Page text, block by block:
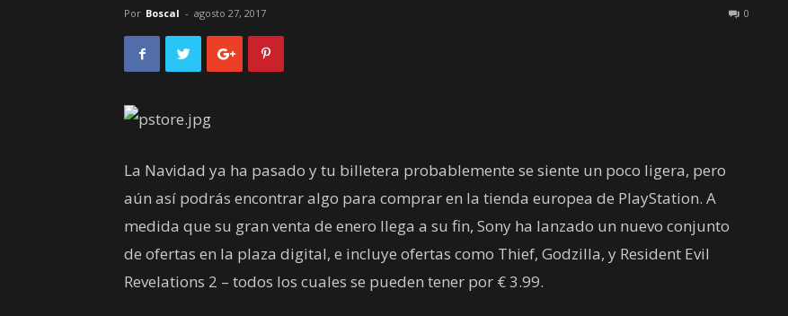
Por Boscal - agosto 27, 2017 0
La Navidad ya ha pasado y tu billetera probablemente se siente un poco ligera, pero
aún así podrás encontrar algo para comprar en la tienda europea de PlayStation. A
medida que su gran venta de enero llega a su fin, Sony ha lanzado un nuevo conjunto
de ofertas en la plaza digital, e incluye ofertas como Thief, Godzilla, y Resident Evil
Revelations 2 – todos los cuales se pueden tener por € 3.99.